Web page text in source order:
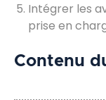
Intégrer les
prise en
Contenu